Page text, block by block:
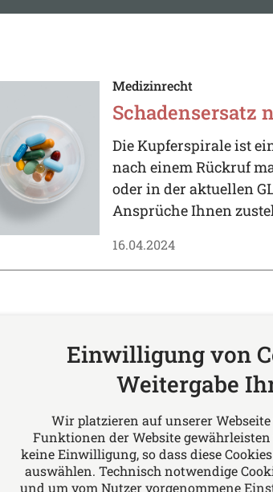
Medizinrecht
Schadensersatz
Die Kupferspirale ist
nach einem Rückruf
oder in der aktuellen
Ansprüche Ihnen
16.04.2024
Leonhard & Imig
- Wir bieten
allen Fragen des Arbeits-
Einwilligung von
Weitergabe
Wir platzieren auf unserer
Funktionen der Website
keine Einwilligung, so dass diese
auswählen. Technisch notwendige
und um vom Nutzer vorgenommene